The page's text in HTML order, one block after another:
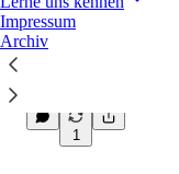
Impressum
Archiv
⛱️Pack die
Freshe Sommerziele
Aug. 2
1